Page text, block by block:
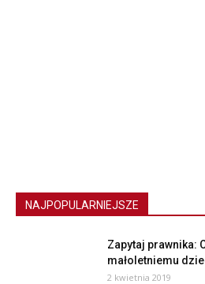
NAJPOPULARNIEJSZE
Zapytaj prawnika:
małoletniemu
2 kwietnia 2019